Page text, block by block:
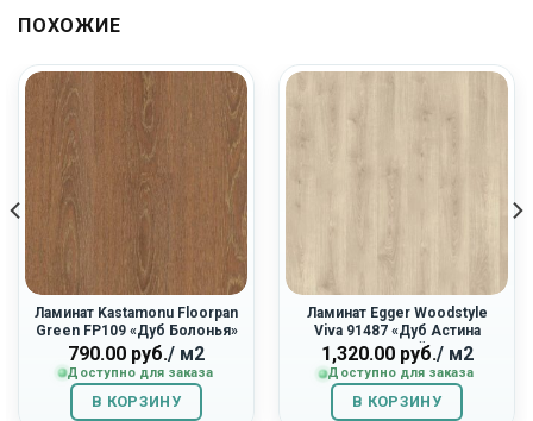
ПОХОЖИЕ
Ламинат Kastamonu Floorpan
Green FP109 «Дуб Болонья»
790.00 руб./ м2
Доступно для заказа
В КОРЗИНУ
Ламинат Egger Woodstyle
Viva 91487 «Дуб Астина
Светлый»
1,320.00руб./ м2
Доступно для заказа
В КОРЗИНУ